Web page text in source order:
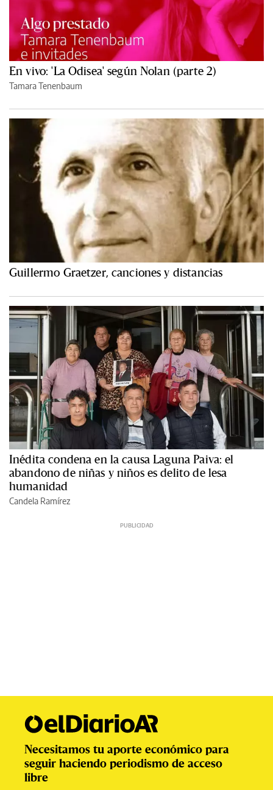
En vivo: 'La Odisea' según Nolan (parte 2)
Tamara Tenenbaum
Guillermo Graetzer, canciones y distancias
Inédita condena en la causa Laguna Paiva: el
abandono de niñas y niños es delito de lesa
humanidad
Candela Ramírez
Necesitamos tu aporte económico para
seguir haciendo periodismo de acceso
libre